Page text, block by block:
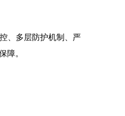
、多层防护机制、严
障。